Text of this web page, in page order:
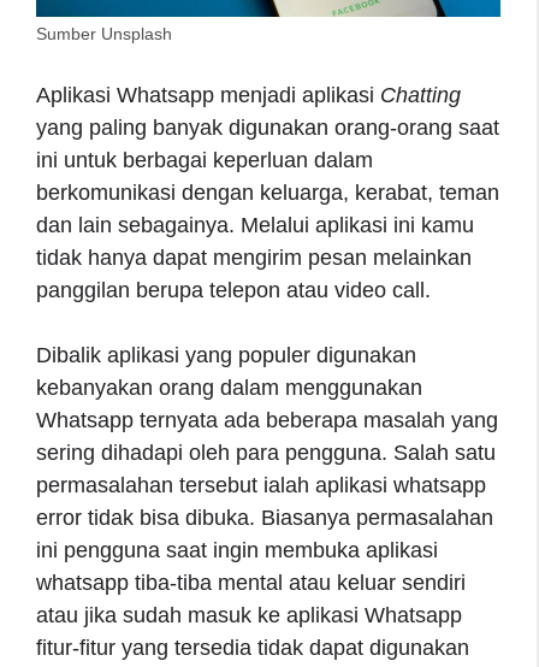
Sumber Unsplash
Aplikasi Whatsapp menjadi aplikasi Chatting
yang paling banyak digunakan orang-orang saat
ini untuk berbagai keperluan dalam
berkomunikasi dengan keluarga, kerabat, teman
dan lain sebagainya. Melalui aplikasi ini kamu
tidak hanya dapat mengirim pesan melainkan
panggilan berupa telepon atau video call.
Dibalik aplikasi yang populer digunakan
kebanyakan orang dalam menggunakan
Whatsapp ternyata ada beberapa masalah yang
sering dihadapi oleh para pengguna. Salah satu
permasalahan tersebut ialah aplikasi whatsapp
error tidak bisa dibuka. Biasanya permasalahan
ini pengguna saat ingin membuka aplikasi
whatsapp tiba-tiba mental atau keluar sendiri
atau jika sudah masuk ke aplikasi Whatsapp
fitur-fitur yang tersedia tidak dapat digunakan